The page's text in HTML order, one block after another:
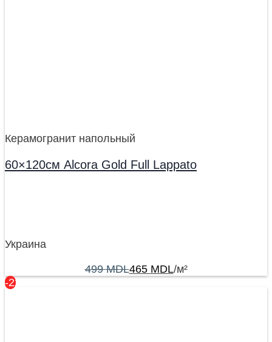
Керамогранит напольный
60×120см Alcora Gold Full Lappato
Украина
499MDL465 MDL/м²
-22%